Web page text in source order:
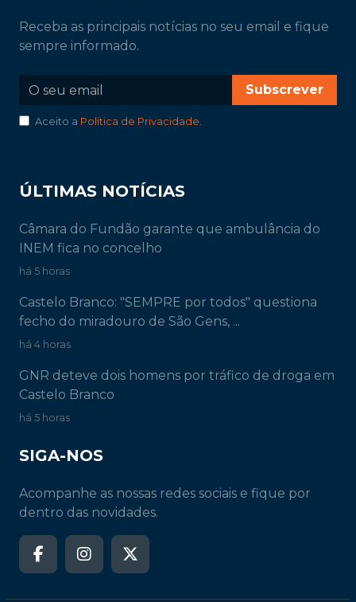
Receba as principais notícias no seu email e fique
sempre informado.
Subscrever
Aceito a Política de Privacidade.
ÚLTIMAS NOTÍCIAS
Câmara do Fundão garante que ambulância do
INEM fica no concelho
há 5 horas
Castelo Branco: "SEMPRE por todos" questiona
fecho do miradouro de São Gens, ...
há 4 horas
GNR deteve dois homens por tráfico de droga em
Castelo Branco
há 5 horas
SIGA-NOS
Acompanhe as nossas redes sociais e fique por
dentro das novidades.